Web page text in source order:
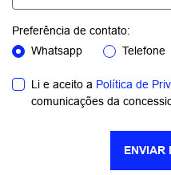
Preferência de contato:
Whatsapp
Telefone
Li e aceito a Política de
comunicações da
ENVIAR